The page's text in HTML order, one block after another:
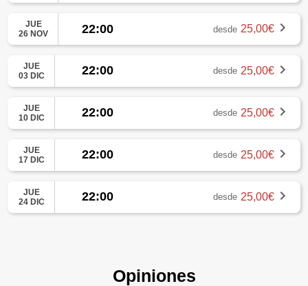
JUE
26 NOV
22:00 desde 25,00€
JUE
03 DIC
22:00 desde 25,00€
JUE
10 DIC
22:00 desde 25,00€
JUE
17 DIC
22:00 desde 25,00€
JUE
24 DIC
22:00 desde 25,00€
Opiniones